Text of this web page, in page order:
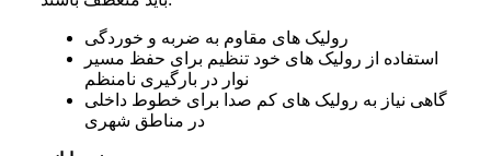
رولیک های مقاوم به ضربه و خوردگی
استفاده از رولیک های خود تنظیم برای حفظ مسیر
نوار در بارگیری نامنظم
گاهی نیاز به رولیک های کم صدا برای خطوط داخلی
در مناطق شهری